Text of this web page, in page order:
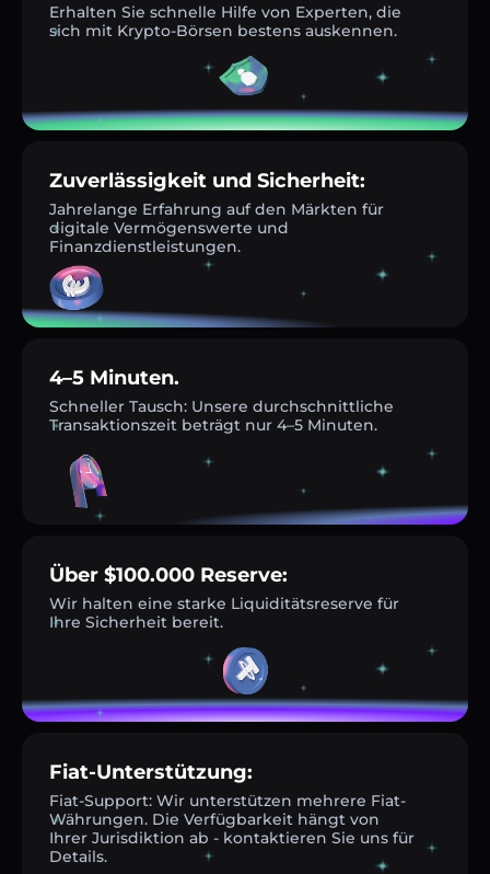
Erhalten Sie schnelle Hilfe von Experten, die
sich mit Krypto-Börsen bestens auskennen.
Zuverlässigkeit und Sicherheit:
Jahrelange Erfahrung auf den Märkten für
digitale Vermögenswerte und
Finanzdienstleistungen.
4–5 Minuten.
Schneller Tausch: Unsere durchschnittliche
Transaktionszeit beträgt nur 4–5 Minuten.
Über $100.000 Reserve:
Wir halten eine starke Liquiditätsreserve für
Ihre Sicherheit bereit.
Fiat-Unterstützung:
Fiat-Support: Wir unterstützen mehrere Fiat-
Währungen. Die Verfügbarkeit hängt von
Ihrer Jurisdiktion ab - kontaktieren Sie uns für
Details.